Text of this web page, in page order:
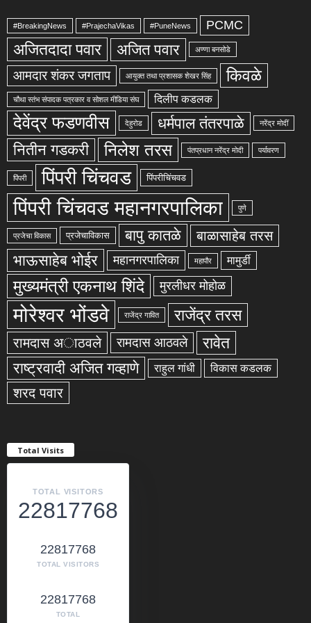
#BreakingNews #PrajechaVikas #PuneNews PCMC
अजितदादा पवार अजित पवार अण्णा बनसोडे
आमदार शंकर जगताप आयुक्त तथा प्रशासक शेखर सिंह किवळे
चौथा स्तंभ संपादक पत्रकार व सोशल मीडिया संघ दिलीप कडलक
देवेंद्र फडणवीस देहुरोड धर्मपाल तंतरपाळे नरेंद्र मोदीं
नितीन गडकरी निलेश तरस पंतप्रधान नरेंद्र मोदी पर्यावरण
पिंपरी पिंपरी चिंचवड पिंपरीचिंचवड
पिंपरी चिंचवड महानगरपालिका पुणे
प्रजेचा विकास प्रजेचाविकास बापु कातळे बाळासाहेब तरस
भाऊसाहेब भोईर महानगरपालिका महापौर मामुर्डी
मुख्यमंत्री एकनाथ शिंदे मुरलीधर मोहोळ
मोरेश्वर भोंडवे राजेंद्र गावित राजेंद्र तरस
रामदास अाठवले रामदास आठवले रावेत
राष्ट्रवादी अजित गव्हाणे राहुल गांधी विकास कडलक
शरद पवार
Total Visits
TOTAL VISITORS
22817768
22817768
TOTAL VISITORS
22817768
TOTAL